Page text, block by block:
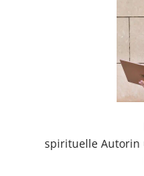
spirituelle Autorin